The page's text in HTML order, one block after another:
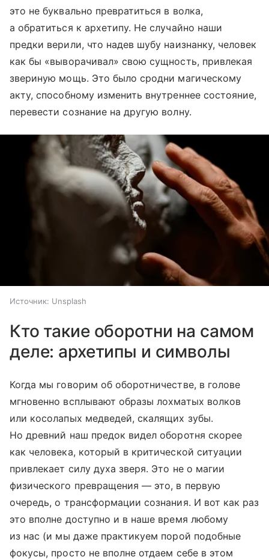
это не буквально превратиться в волка,
а обратиться к архетипу. Не случайно наши
предки верили, что надев шубу наизнанку, человек
как бы «выворачивал» свою сущность, привлекая
звериную мощь. Это было сродни магическому
акту, способному изменить внутреннее состояние,
перевести сознание на другую волну.
Источник: Unsplash
Кто такие оборотни на самом
деле: архетипы и символы
Когда мы говорим об оборотничестве, в голове
мгновенно всплывают образы лохматых волков
или косолапых медведей, скалящих зубы.
Но древний наш предок видел оборотня скорее
как человека, который в критической ситуации
привлекает силу духа зверя. Это не о магии
физического превращения — это, в первую
очередь, о трансформации сознания. И вот как раз
это вполне доступно и в наше время любому
из нас (и мы даже практикуем порой подобные
фокусы, просто не вполне отдаем себе в этом